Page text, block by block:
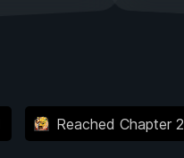
Reached Chapter 2